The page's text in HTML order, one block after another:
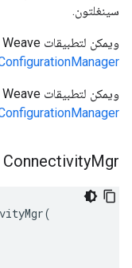
سينغلتون.
ويمكن لتطبيقات Weave استخدام هذا الإذن للوصول إلى ميزات
ويمكن لتطبيقات Weave استخدام هذا الإذن للوصول إلى ميزات
ConnectivityMgr